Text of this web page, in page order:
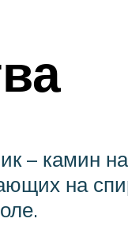
– камин
на